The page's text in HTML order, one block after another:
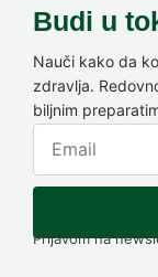
Budi u
Nauči kako da
zdravlja.
biljnim
Prijavom na